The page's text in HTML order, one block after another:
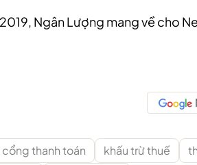
Ngân Lượng mang về cho
cổng thanh toán khấu trừ thuế